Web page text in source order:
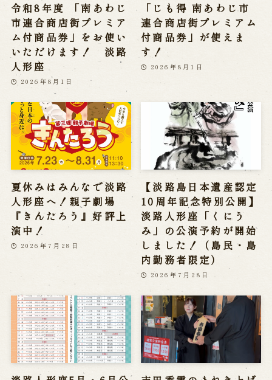
令和8年度 「南あわじ
市連合商店街プレミア
ム付商品券」をお使い
いただけます！ 淡路
人形座
2026年8月1日
「じも得 南あわじ市
連合商店街プレミアム
付商品券」が使えま
す！
2026年8月1日
夏休みはみんなで淡路
人形座へ！親子劇場
『きんたろう』好評上
演中！
2026年7月28日
【淡路島日本遺産認定
10周年記念特別公開】
淡路人形座「くにう
み」の公演予約が開始
しました！（島民・島
内勤務者限定）
2026年7月28日